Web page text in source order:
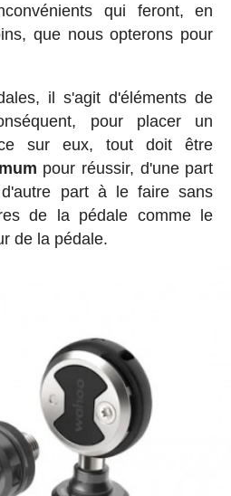
qui feront, en
que nous opterons pour
il s'agit d'éléments de
pour placer un
sur eux, tout doit être
pour réussir, d'une part
part à le faire sans
de la pédale comme le
de la pédale.